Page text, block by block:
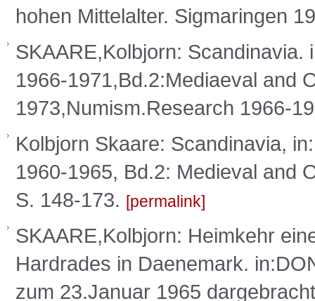
hohen Mittelalter. Sigmaringen
SKAARE,Kolbjorn:
1966-1971,Bd.2:Mediaeval and
1973,Numism.Research 1966-
Kolbjorn Skaare: Scandinavia,
1960-1965, Bd.2: Medieval and
S. 148-173.
permalink
SKAARE,Kolbjorn: Heimkehr
Hardrades in Daenemark.
zum 23.Januar 1965